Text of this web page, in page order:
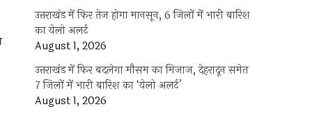
उत्तराखंड में फिर तेज होगा मानसून, 6 जिलों में भारी बारिश
का येलो अलर्ट
August 1, 2026
उत्तराखंड में फिर बदलेगा मौसम का मिजाज, देहरादून समेत
7 जिलों में भारी बारिश का ‘येलो अलर्ट’
August 1, 2026